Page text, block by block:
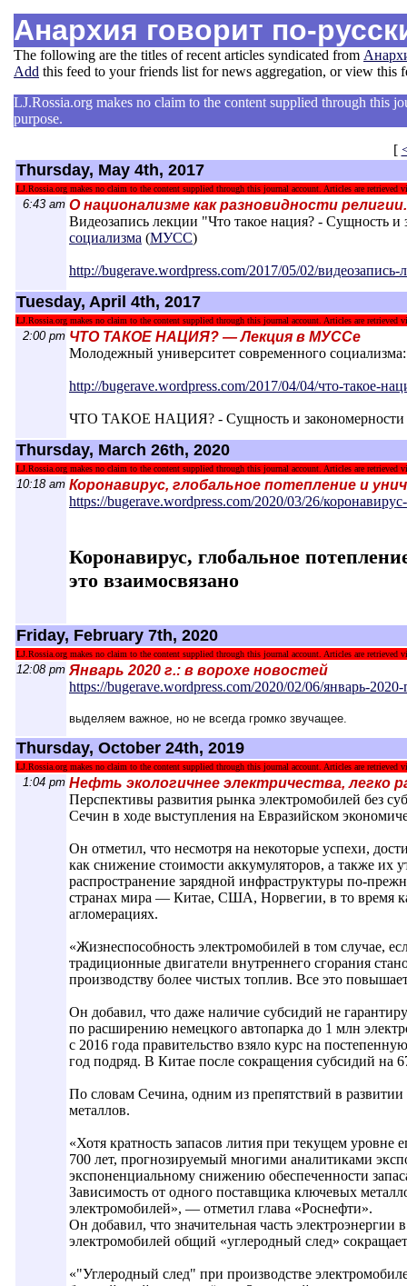
Анархия говорит по-
The following are the titles of recent articles syndicated from
Add this feed to your friends list for news aggregation, or view this
LJ.Rossia.org makes no claim to the content supplied through this
purpose.
[
Thursday, May 4th, 2017
LJ.Rossia.org makes no claim to the content supplied through this journal account. Articles are retrieved
6:43 am О национализме как разновидности
Видеозапись лекции "Что такое нация? - Сущность и
социализма (МУСС)
http://bugerave.wordpress.com/2017/05/02/видеозапись-
Tuesday, April 4th, 2017
LJ.Rossia.org makes no claim to the content supplied through this journal account. Articles are retrieved
2:00 pm ЧТО ТАКОЕ НАЦИЯ? — Лекция в МУССе
Молодежный университет современного социализма:
http://bugerave.wordpress.com/2017/04/04/что-такое-
ЧТО ТАКОЕ НАЦИЯ? - Сущность и закономерности
Thursday, March 26th, 2020
LJ.Rossia.org makes no claim to the content supplied through this journal account. Articles are retrieved
10:18 am Коронавирус, глобальное потепление и
https://bugerave.wordpress.com/2020/03/26/
Коронавирус, глобальное
это взаимосвязано
Friday, February 7th, 2020
LJ.Rossia.org makes no claim to the content supplied through this journal account. Articles are retrieved
12:08 pm Январь 2020 г.: в ворохе новостей
https://bugerave.wordpress.com/2020/02/06/январь-
выделяем важное, но не всегда громко звучащее.
Thursday, October 24th, 2019
LJ.Rossia.org makes no claim to the content supplied through this journal account. Articles are retrieved
1:04 pm Нефть экологичнее электричества, легко
Перспективы развития рынка электромобилей без
Сечин в ходе выступления на Евразийском
Он отметил, что несмотря на некоторые успехи,
как снижение стоимости аккумуляторов, а также их
распространение зарядной инфраструктуры по-
странах мира — Китае, США, Норвегии, в то время
агломерациях.
«Жизнеспособность электромобилей в том случае,
традиционные двигатели внутреннего сгорания
производству более чистых топлив. Все это
Он добавил, что даже наличие субсидий не
по расширению немецкого автопарка до 1 млн
с 2016 года правительство взяло курс на
год подряд. В Китае после сокращения субсидий на
По словам Сечина, одним из препятствий в
металлов.
«Хотя кратность запасов лития при текущем уровне
700 лет, прогнозируемый многими аналитиками
экспоненциальному снижению обеспеченности
Зависимость от одного поставщика ключевых
электромобилей», — отметил глава «Роснефти».
Он добавил, что значительная часть
электромобилей общий «углеродный след»
«"Углеродный след" при производстве